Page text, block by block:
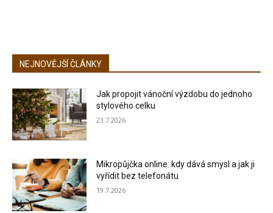
NEJNOVĚJŠÍ ČLÁNKY
Jak propojit vánoční výzdobu do jednoho
stylového celku
23.7.2026
Mikropůjčka online: kdy dává smysl a jak ji
vyřídit bez telefonátu
19.7.2026